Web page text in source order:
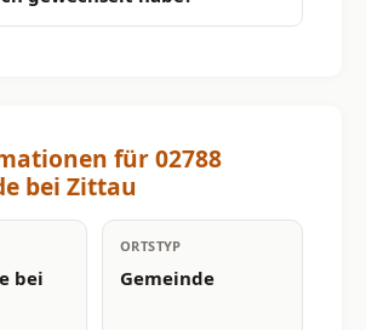
für 02788
bei Zittau
bei
ORTSTYP
Gemeinde